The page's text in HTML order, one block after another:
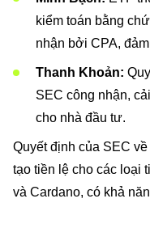
kiểm toán bằng
nhận bởi CPA,
Thanh Khoản:
SEC công nhận,
cho nhà đầu tư.
Quyết định của SEC
tạo tiền lệ cho các loại
và Cardano, có khả